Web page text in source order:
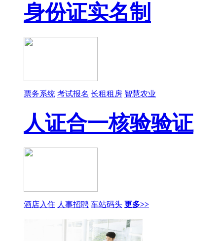
身份证实名制
票务系统 考试报名 长租租房 智慧农业
人证合一核验验证
酒店入住 人事招聘 车站码头 更多>>